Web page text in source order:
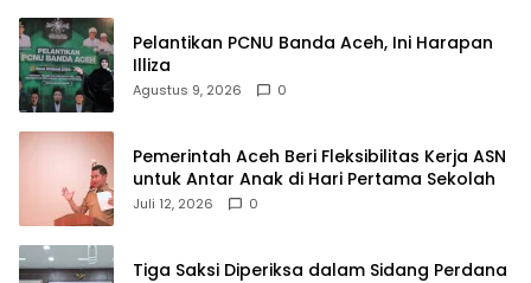
Pelantikan PCNU Banda Aceh, Ini Harapan
Illiza
Agustus 9, 2026 0
Pemerintah Aceh Beri Fleksibilitas Kerja ASN
untuk Antar Anak di Hari Pertama Sekolah
Juli 12, 2026 0
Tiga Saksi Diperiksa dalam Sidang Perdana